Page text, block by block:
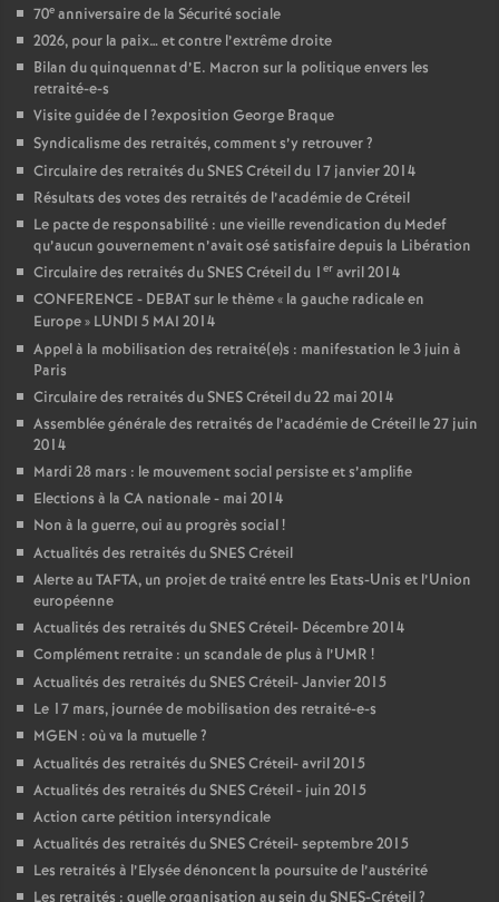
70e anniversaire de la Sécurité sociale
2026, pour la paix… et contre l’extrême droite
Bilan du quinquennat d’E. Macron sur la politique envers les
retraité-e-s
Visite guidée de l?exposition George Braque
Syndicalisme des retraités, comment s’y retrouver?
Circulaire des retraités duSNESCréteil du 17 janvier 2014
Résultats des votes des retraités de l’académie de Créteil
Le pacte de responsabilité : une vieille revendication du Medef
qu’aucun gouvernement n’avait osé satisfaire depuis la Libération
Circulaire des retraités duSNESCréteil du 1 er avril 2014
CONFERENCE - DEBATsur le thème « la gauche radicale en
Europe» LUNDI 5 MAI 2014
Appel à la mobilisation des retraité(e)s : manifestation le 3 juin à
Paris
Circulaire des retraités duSNESCréteil du 22 mai 2014
Assemblée générale des retraités de l’académie de Créteil le 27 juin
2014
Mardi 28 mars : le mouvement social persiste et s’amplifie
Elections à la CA nationale - mai 2014
Non à la guerre, oui au progrès social!
Actualités des retraités duSNESCréteil
Alerte auTAFTA, un projet de traité entre les Etats-Unis et l’Union
européenne
Actualités des retraités duSNESCréteil- Décembre 2014
Complément retraite : un scandale de plus à l’UMR !
Actualités des retraités duSNESCréteil- Janvier 2015
Le 17 mars, journée de mobilisation des retraité-e-s
MGEN : où va la mutuelle?
Actualités des retraités duSNESCréteil- avril 2015
Actualités des retraités duSNESCréteil - juin 2015
Action carte pétition intersyndicale
Actualités des retraités duSNESCréteil- septembre 2015
Les retraités à l’Elysée dénoncent la poursuite de l’austérité